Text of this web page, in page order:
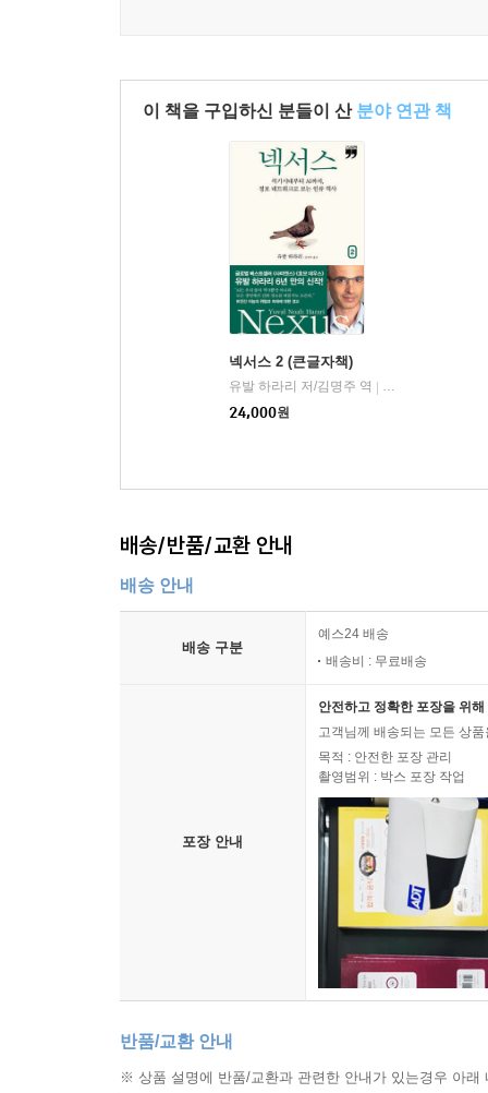
우리 사피엔스는 생존과 번영의 길을 찾을 수 있을
파괴적일까?”라고 밝힌 바 있다. 생태적 붕괴와
자기 파괴의 길로 내모는 것일까? 그는 원인이
네트워크를 구성해내면서 엄청난 힘을 가지게 되
더 구체적으로는 정보 문제다. 정보는 많으면 많
자유를 보장하면 저절로 진실과 질서가 생긴다고
아니었다. 중세 말 유럽의 마녀사냥이 대표적인
대한 믿음이 퍼지면서 많은 사람이 마녀에 대한
진실이 확산된다는 보장은 없으며, 오히려 아이
점을 증명한다. 하라리 교수는 거대한 기술 기
결국 네트워크가 막강해질수록 자정 장치가 중
전체주의에도 자정 장치가 제도화될 여지가 없
있지만, 최근 들어 새로운 과제에 맞닥뜨렸다. 봇
수 있을까? 하라리 교수의 답은 명쾌하다. “민주주
학문과 현실 세계에서 자신만의 ‘넥서스’를 만들어
유발 하라리의 도저한 ‘현실주의’
유발 하라리 교수는 집필 작업뿐 아니라 코로나
문제들에 관한 의견을 여러 매체를 통해 피력
컴퓨터과학 등 다양한 학제 간 지식을 습득해 학
있는 사람들’이 장밋빛 전망에 도취되어 AI 혁명
비전이 우리 미래를 만드는 결정들에 영향을
과소평가하기 때문이다. 하라리 교수가 AI 혁명
이 책은 정보와 진실의 문제, AI에게 있어 지능
디지털 제국으로 분열할지 거대한 세계 제국의
중심으로 재구성되면서 업데이트되고, 그 과
(데이터교)가 더 정교하게 그 실체를 드러낸다.
이 책을 구입하신 분들이 산 분야 연관 책
넥서스 2 (큰글자책)
유발 하라리 저/김명주 역
김영사
24,000원
배송/반품/교환 안내
배송 안내
배송 구분
예스24 배송
배송비 : 무료배송
포장 안내
안전하고 정확한 포장을 위
고객님께 배송되는 모든 상
목적 : 안전한 포장 관리
촬영범위 : 박스 포장 작업
반품/교환 안내
※ 상품 설명에 반품/교환과 관련한 안내가 있는경우 아